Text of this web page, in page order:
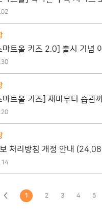
마트올 키즈 2.0] 출시 기념
마트올 키즈] 재미부터 습관
!
처리방침 개정 안내
1 2 3 4 5